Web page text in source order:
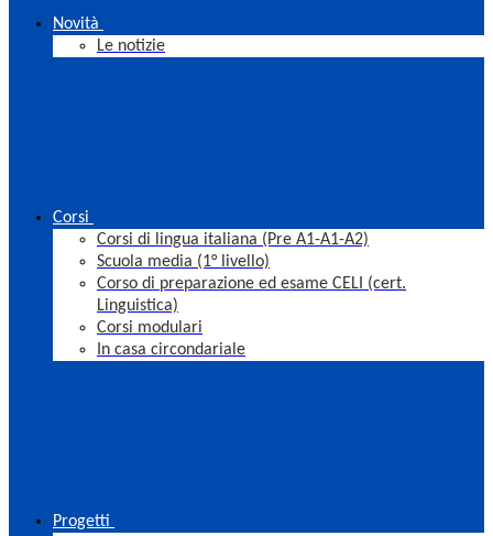
Novità
Le notizie
Corsi
Corsi di lingua italiana (Pre A1-A1-A2)
Scuola media (1° livello)
Corso di preparazione ed esame CELI (cert.
Linguistica)
Corsi modulari
In casa circondariale
Progetti